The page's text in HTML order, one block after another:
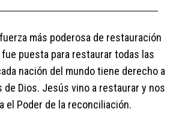
más poderosa de restauración
puesta para restaurar todas las
nación del mundo tiene derecho a
de Dios. Jesús vino a restaurar y nos
el Poder de la reconciliación.